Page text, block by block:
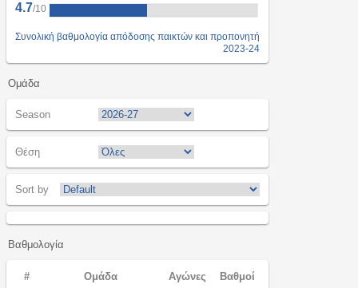
4.7/10
Συνολική βαθμολογία απόδοσης παικτών και προπονητή
2023-24
Ομάδα
Season
Θέση
Sort by
Βαθμολογία
# Ομάδα Αγώνες
Βαθμοί